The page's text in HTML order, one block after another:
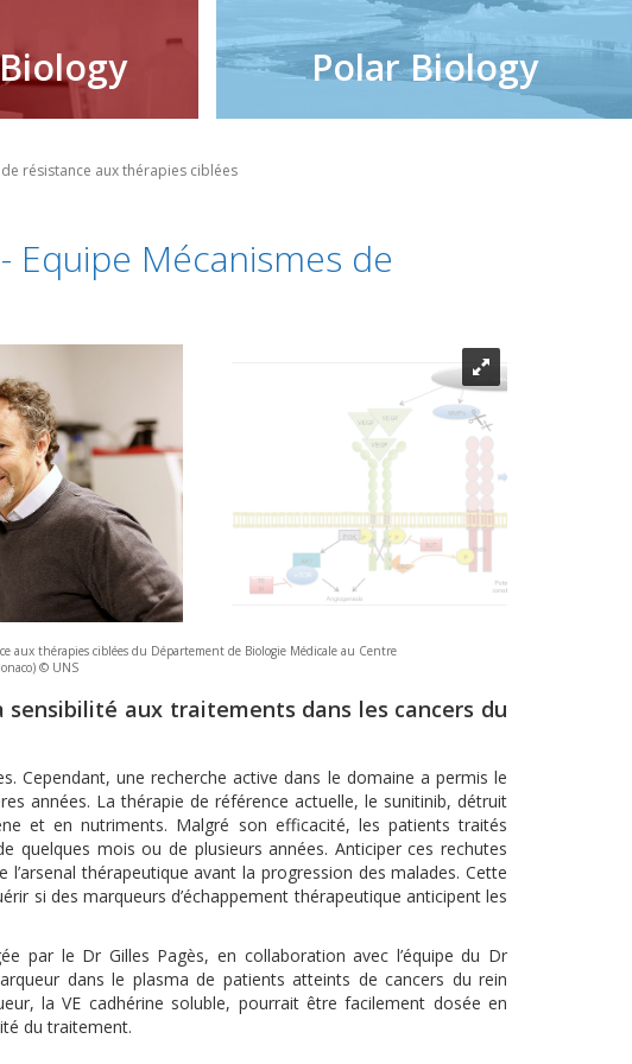
Polar Biology
résistance aux thérapies ciblées
Equipe Mécanismes de
aux thérapies ciblées du Département de Biologie Médicale au Centre
© UNS
aux traitements dans les cancers du
Cependant, une recherche active dans le domaine a permis le
années. La thérapie de référence actuelle, le sunitinib, détruit
et en nutriments. Malgré son efficacité, les patients traités
mois ou de plusieurs années. Anticiper ces rechutes
thérapeutique avant la progression des malades. Cette
si des marqueurs d’échappement thérapeutique anticipent les
par le Dr Gilles Pagès, en collaboration avec l’équipe du Dr
dans le plasma de patients atteints de cancers du rein
la VE cadhérine soluble, pourrait être facilement dosée en
du traitement.